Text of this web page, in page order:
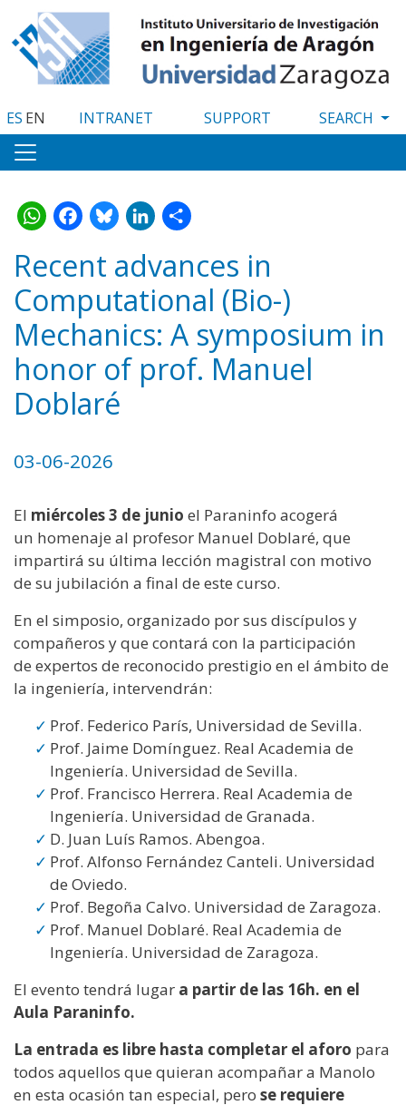
to
main
content
ES EN INTRANET SUPPORT
WhatsApp
Facebook
Bluesky
LinkedIn
Share
Recent advances in
Computational (Bio-)
Mechanics: A symposium in
honor of prof. Manuel
Doblaré
03-06-2026
El miércoles 3 de junio el Paraninfo acogerá
un homenaje al profesor Manuel Doblaré, que
impartirá su última lección magistral con motivo
de su jubilación a final de este curso.
En el simposio, organizado por sus discípulos y
compañeros y que contará con la participación
de expertos de reconocido prestigio en el ámbito de
la ingeniería, intervendrán:
Prof. Federico París, Universidad de Sevilla.
Prof. Jaime Domínguez. Real Academia de
Ingeniería. Universidad de Sevilla.
Prof. Francisco Herrera. Real Academia de
Ingeniería. Universidad de Granada.
D. Juan Luís Ramos. Abengoa.
Prof. Alfonso Fernández Canteli. Universidad
de Oviedo.
Prof. Begoña Calvo. Universidad de Zaragoza.
Prof. Manuel Doblaré. Real Academia de
Ingeniería. Universidad de Zaragoza.
El evento tendrá lugar a partir de las 16h. en el
Aula Paraninfo.
La entrada es libre hasta completar el aforo para
todos aquellos que quieran acompañar a Manolo
en esta ocasión tan especial, pero se requiere